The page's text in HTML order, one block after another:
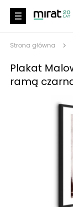
Strona główna
Plakat
ramą